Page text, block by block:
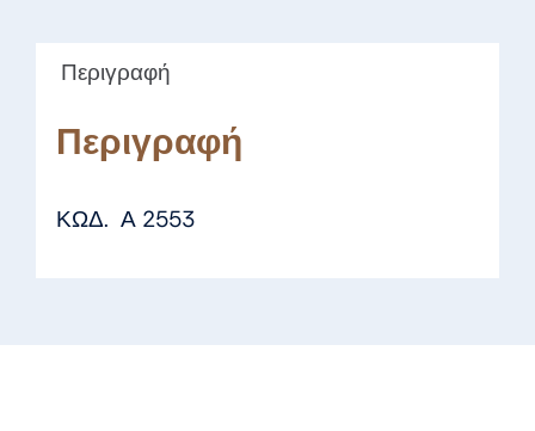
Περιγραφή
Περιγραφή
ΚΩΔ. Α 2553